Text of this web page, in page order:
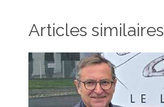
Articles similaires